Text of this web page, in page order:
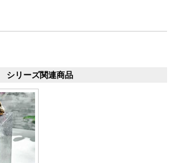
シリーズ関連商品